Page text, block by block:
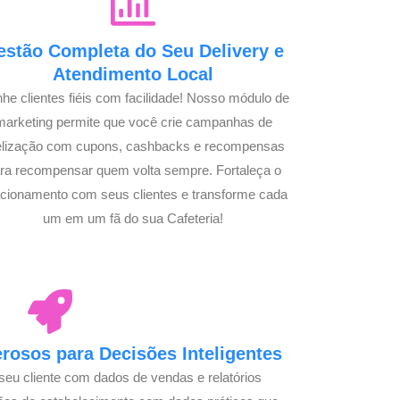
Completa do Seu Delivery e
Atendimento Local
clientes fiéis com facilidade! Nosso módulo de
permite que você crie campanhas de
com cupons, cashbacks e recompensas
recompensar quem volta sempre. Fortaleça o
com seus clientes e transforme cada
um em um fã do sua Cafeteria!
para Decisões Inteligentes
cliente com dados de vendas e relatórios